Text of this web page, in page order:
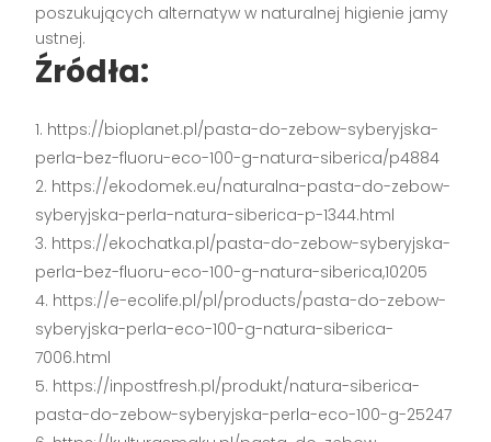
poszukujących alternatyw w naturalnej higienie jamy
ustnej.
Źródła:
https://bioplanet.pl/pasta-do-zebow-syberyjska-
perla-bez-fluoru-eco-100-g-natura-siberica/p4884
https://ekodomek.eu/naturalna-pasta-do-zebow-
syberyjska-perla-natura-siberica-p-1344.html
https://ekochatka.pl/pasta-do-zebow-syberyjska-
perla-bez-fluoru-eco-100-g-natura-siberica,10205
https://e-ecolife.pl/pl/products/pasta-do-zebow-
syberyjska-perla-eco-100-g-natura-siberica-
7006.html
https://inpostfresh.pl/produkt/natura-siberica-
pasta-do-zebow-syberyjska-perla-eco-100-g-25247